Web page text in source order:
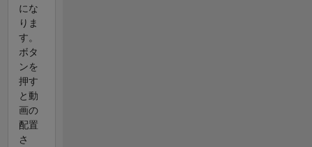
にな
りま
す。
ボタ
ンを
押す
と動
画の
配置
さ